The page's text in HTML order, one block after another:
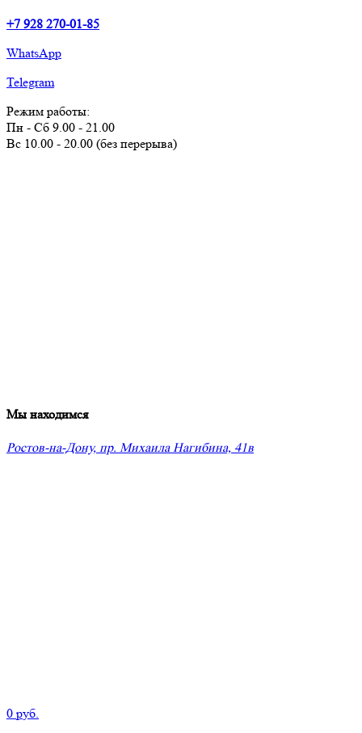
+7 928 270-01-85
WhatsApp
Telegram
Режим работы:
Пн - Сб 9.00 - 21.00
Вс 10.00 - 20.00 (без перерыва)
Мы находимся
Ростов-на-Дону, пр. Михаила Нагибина, 41в
0 руб.